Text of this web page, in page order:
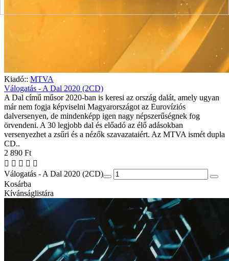
Kiadó:: MTVA
Válogatás - A Dal 2020 (2CD)
A Dal című műsor 2020-ban is keresi az ország dalát, amely ugyan
már nem fogja képviselni Magyarországot az Eurovíziós
dalversenyen, de mindenképp igen nagy népszerűségnek fog
örvendeni. A 30 legjobb dal és előadó az élő adásokban
versenyezhet a zsűri és a nézők szavazataiért. Az MTVA ismét dupla
CD..
2 890 Ft
Válogatás - A Dal 2020 (2CD)
Kosárba
Kívánságlistára